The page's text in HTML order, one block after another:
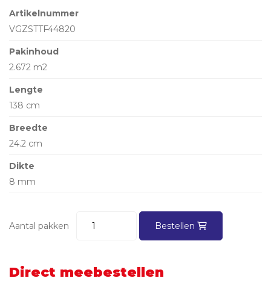
Artikelnummer
VGZSTTF44820
Pakinhoud
2.672 m2
Lengte
138 cm
Breedte
24.2 cm
Dikte
8 mm
Aantal pakken Bestellen
Direct meebestellen